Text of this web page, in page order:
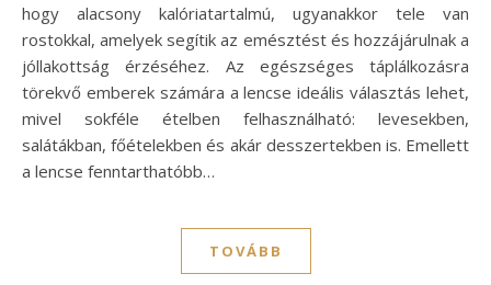
hogy alacsony kalóriatartalmú, ugyanakkor tele van
rostokkal, amelyek segítik az emésztést és hozzájárulnak a
jóllakottság érzéséhez. Az egészséges táplálkozásra
törekvő emberek számára a lencse ideális választás lehet,
mivel sokféle ételben felhasználható: levesekben,
salátákban, főételekben és akár desszertekben is. Emellett
a lencse fenntarthatóbb…
TOVÁBB